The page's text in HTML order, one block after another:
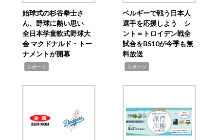
始球式の杉谷拳士さ
ん、野球に熱い思い
全日本学童軟式野球大
会 マクドナルド・トー
ナメントが開幕
スポーツ
ベルギーで戦う日本人
選手を応援しよう シ
ント＝トロイデン戦全
試合をBS10が今季も無
料放送
スポーツ